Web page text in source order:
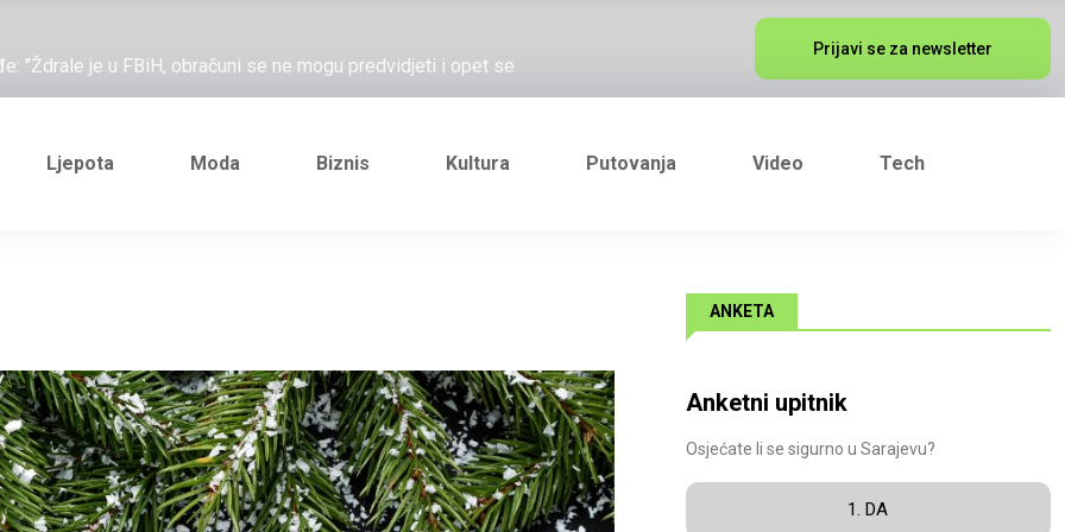
"Ždrale je u FBiH, obračuni se ne mogu predvidjeti i opet se
Željezničarov Karamarko
je general Izet Nanić, pogibijom je probio blokadu koja je
Prijavi se za newsletter
Ljepota Moda Biznis Kultura Putovanja Video Tech
ANKETA
Anketni upitnik
Osjećate li se sigurno u Sarajevu?
1. DA